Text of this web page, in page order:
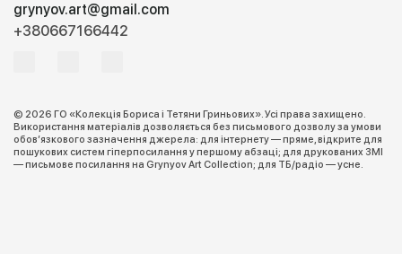
grynyov.art@gmail.com
+380667166442
© 2026 ГО «Колекція Бориса і Тетяни Гриньових». Усі права захищено.
Використання матеріалів дозволяється без письмового дозволу за умови
обов’язкового зазначення джерела: для інтернету — пряме, відкрите для
пошукових систем гіперпосилання у першому абзаці; для друкованих ЗМІ
— письмове посилання на Grynyov Art Collection; для ТБ/радіо — усне.